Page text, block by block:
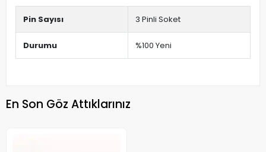
Pin Sayısı 3 Pinli Soket
Durumu %100 Yeni
En Son Göz Attıklarınız